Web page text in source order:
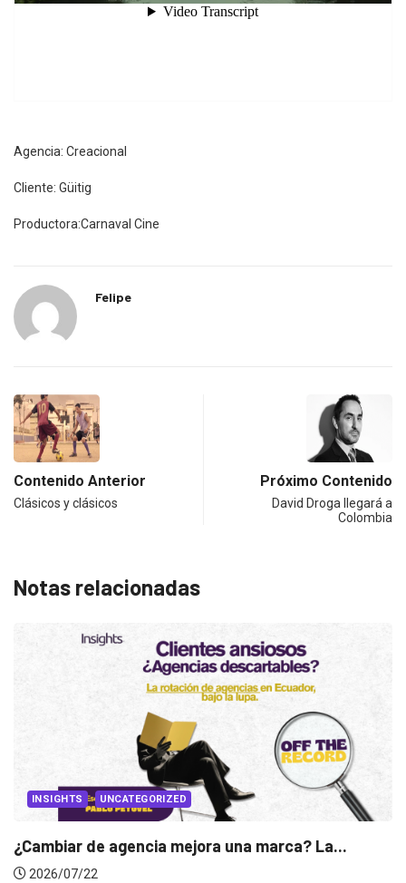
Agencia: Creacional
Cliente: Güitig
Productora:Carnaval Cine
Felipe
Contenido Anterior
Clásicos y clásicos
Próximo Contenido
David Droga llegará a
Colombia
Notas relacionadas
marca? La... INSIGHTS